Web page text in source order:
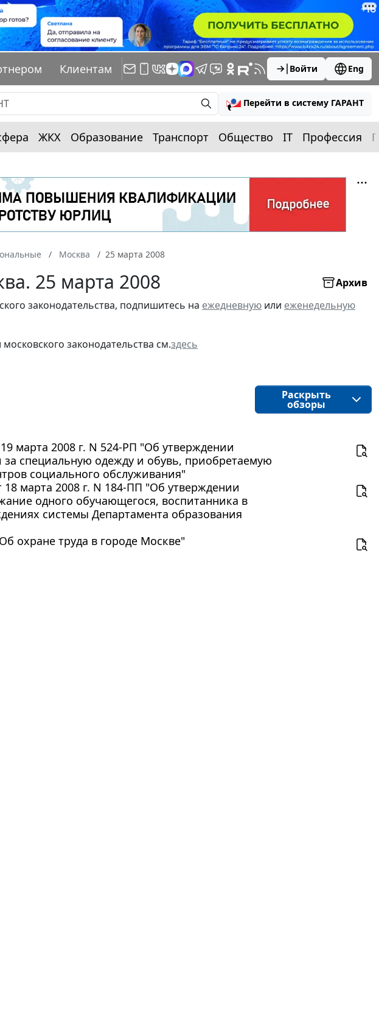
Клиентам Войти Eng
Перейти в систему ГАРАНТ
ЖКХ Образование Транспорт Общество IT Профессия
Москва 25 марта 2008
25 марта 2008
Архив
законодательства, подпишитесь на ежедневную или еженедельную
законодательства см.здесь
Раскрыть
обзоры
марта 2008 г. N 524-РП "Об утверждении
специальную одежду и обувь, приобретаемую
социального обслуживания"
марта 2008 г. N 184-ПП "Об утверждении
одного обучающегося, воспитанника в
системы Департамента образования
охране труда в городе Москве"